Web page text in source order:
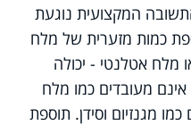
המקצועית נוגעת
כמות מזערית של מלח
מלח אטלנטי - יכולה
מעובדים כמו מלח
מגנזיום וסידן. תוספת